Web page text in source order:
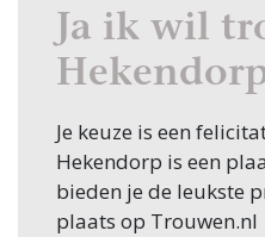
Ja ik wil
Je keuze is een
Hekendorp is een
bieden je de leukste
plaats op Trouwen.nl